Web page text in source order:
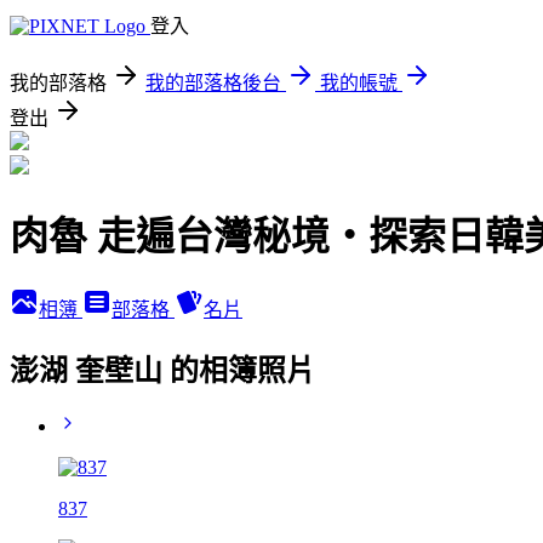
登入
我的部落格 我的部落格後台
我的帳號
登出
肉魯 走遍台灣秘境・探索日韓
相簿 部落格 名片
澎湖 奎壁山 的相簿照片
837